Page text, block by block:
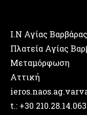
Ι.Ν Αγίας Βαρβάρας
Πλατεία Αγίας
Μεταμόρφωση
Αττική
t.: +30 210.28.14.063